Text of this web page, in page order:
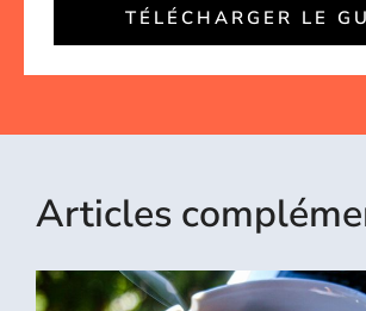
TÉLÉCHARGER LE
Articles